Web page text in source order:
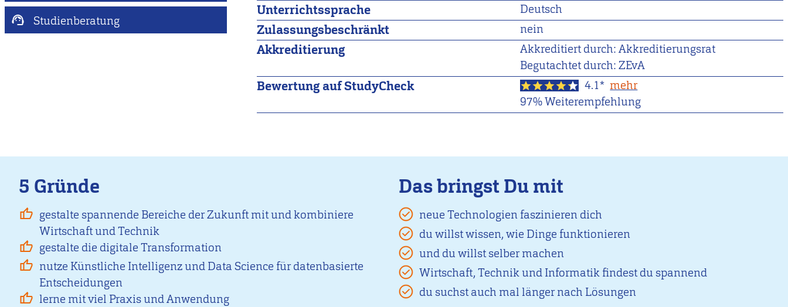
Studienberatung
Unterrichtssprache Deutsch
Zulassungsbeschränkt nein
Akkreditierung
Akkreditiert durch: Akkreditierungsrat
Begutachtet durch: ZEvA
Bewertung auf StudyCheck 4.1* mehr
97% Weiterempfehlung
5 Gründe
gestalte spannende Bereiche der Zukunft mit und kombiniere
Wirtschaft und Technik
gestalte die digitale Transformation
nutze Künstliche Intelligenz und Data Science für datenbasierte
Entscheidungen
lerne mit viel Praxis und Anwendung
Das bringst Du mit
neue Technologien faszinieren dich
du willst wissen, wie Dinge funktionieren
und du willst selber machen
Wirtschaft, Technik und Informatik findest du spannend
du suchst auch mal länger nach Lösungen